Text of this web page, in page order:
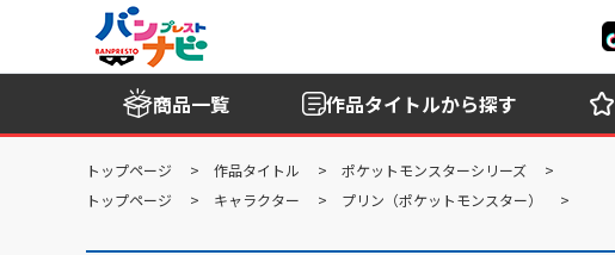
商品一覧 作品タイトルから探す
トップページ 作品タイトル
ポケットモンスターシリーズ
トップページ
キャラクター プリン（ポケットモンスター）